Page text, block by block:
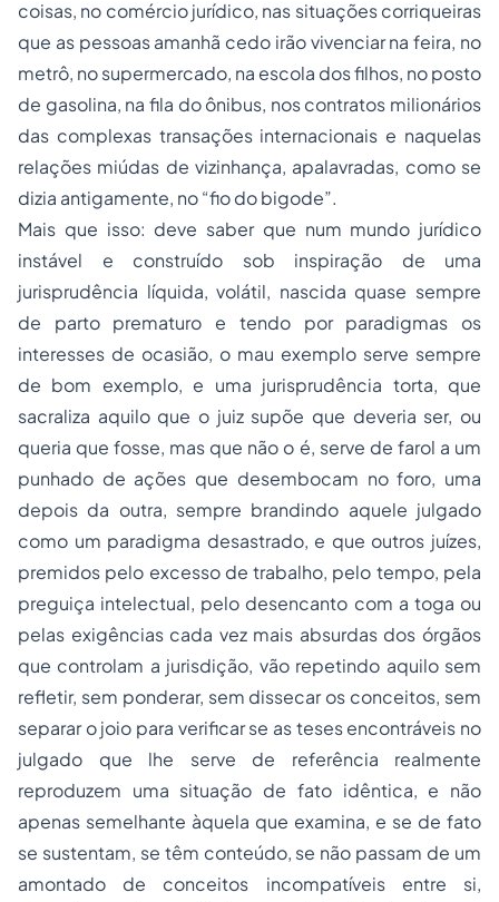
coisas, no comércio jurídico, nas situações corriqueiras
que as pessoas amanhã cedo irão vivenciar na feira, no
metrô, no supermercado, na escola dos filhos, no posto
de gasolina, na fila do ônibus, nos contratos milionários
das complexas transações internacionais e naquelas
relações miúdas de vizinhança, apalavradas, como se
dizia antigamente, no “fio do bigode”.
Mais que isso: deve saber que num mundo jurídico
instável e construído sob inspiração de uma
jurisprudência líquida, volátil, nascida quase sempre
de parto prematuro e tendo por paradigmas os
interesses de ocasião, o mau exemplo serve sempre
de bom exemplo, e uma jurisprudência torta, que
sacraliza aquilo que o juiz supõe que deveria ser, ou
queria que fosse, mas que não o é, serve de farol a um
punhado de ações que desembocam no foro, uma
depois da outra, sempre brandindo aquele julgado
como um paradigma desastrado, e que outros juízes,
premidos pelo excesso de trabalho, pelo tempo, pela
preguiça intelectual, pelo desencanto com a toga ou
pelas exigências cada vez mais absurdas dos órgãos
que controlam a jurisdição, vão repetindo aquilo sem
refletir, sem ponderar, sem dissecar os conceitos, sem
separar o joio para verificar se as teses encontráveis no
julgado que lhe serve de referência realmente
reproduzem uma situação de fato idêntica, e não
apenas semelhante àquela que examina, e se de fato
se sustentam, se têm conteúdo, se não passam de um
amontado de conceitos incompatíveis entre si,